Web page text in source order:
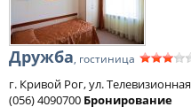
Дружба, гостиница
г. Кривой Рог, ул.
(056) 4090700 Бронирование